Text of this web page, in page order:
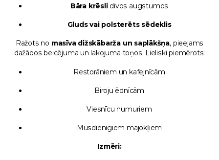
Bāra krēslidivos augstumos
Gluds vai polsterēts sēdeklis
Ražots no masīva dižskābarža un saplākšņa, pieejams
dažādos beicējuma un lakojuma toņos. Lieliski piemērots:
Restorāniem un kafejnīcām
Biroju ēdnīcām
Viesnīcu numuriem
Mūsdienīgiem mājokļiem
Izmēri: